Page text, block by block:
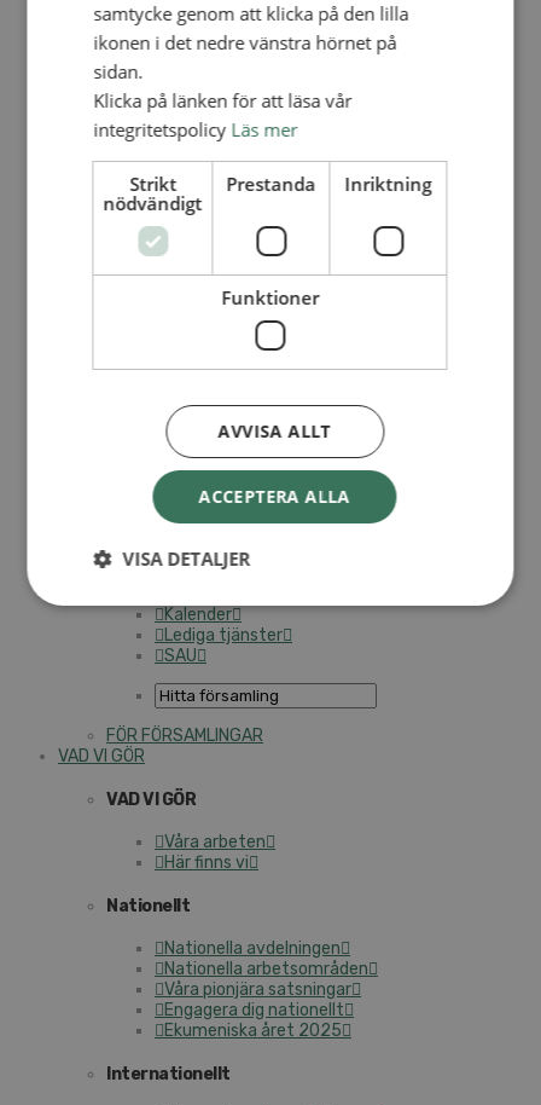
Lediga tjänster
FÖR FÖRSAMLINGAR
FÖRDJUPNING OCH UTVECKLING
Missionella initiativ
Smågrupper
Skapelse och miljö
Gudstjänst
Vänförsamling
Integrationsarbete
För barns bästa – överallt
Missionsinspiratörens verktygslåda
Redovisning och lönehantering
Kyrkoavgiften
LOGGA IN
Personalförsäkringar
SAMP – personalförbundet
Kalender
Lediga tjänster
SAU
FÖR FÖRSAMLINGAR
VAD VI GÖR
VAD VI GÖR
Våra arbeten
Här finns vi
Nationellt
Nationella avdelningen
Nationella arbetsområden
Våra pionjära satsningar
Engagera dig nationellt
Ekumeniska året 2025
Internationellt
samtycke genom att klicka på den lilla
ikonen i det nedre vänstra hörnet på
sidan.
Klicka på länken för att läsa vår
integritetspolicy Läs mer
Strikt
nödvändigt
Prestanda Inriktning
Funktioner
ACCEPTERA ALLA
AVVISA ALLT
VISA DETALJER